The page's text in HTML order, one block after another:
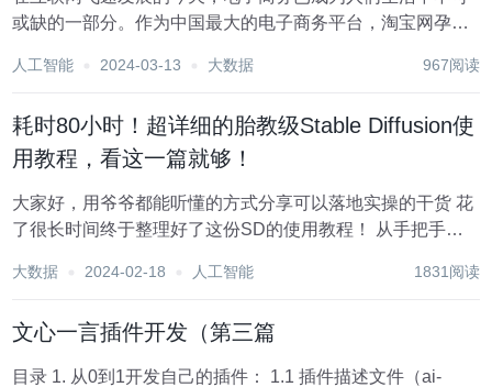
或缺的一部分。作为中国最大的电子商务平台，淘宝网孕育
推动商品销售、提升品牌知名度方面发挥着不可替代的作
人工智能 2024-03-13 大数据 967阅读
耗时80小时！超详细的胎教级Stable Diffusion使
用教程，看这一篇就够！
大家好，用爷爷都能听懂的方式分享可以落地实操的干货 花
了很长时间终于整理好了这份SD的使用教程！ 从手把手安
模型，每一步都有详细教程 并且用一个又一个的例子展示，
大数据 2024-02-18 人工智能 1831阅读
文心一言插件开发（第三篇
目录 1. 从0到1开发自己的插件： 1.1 插件描述文件（ai-